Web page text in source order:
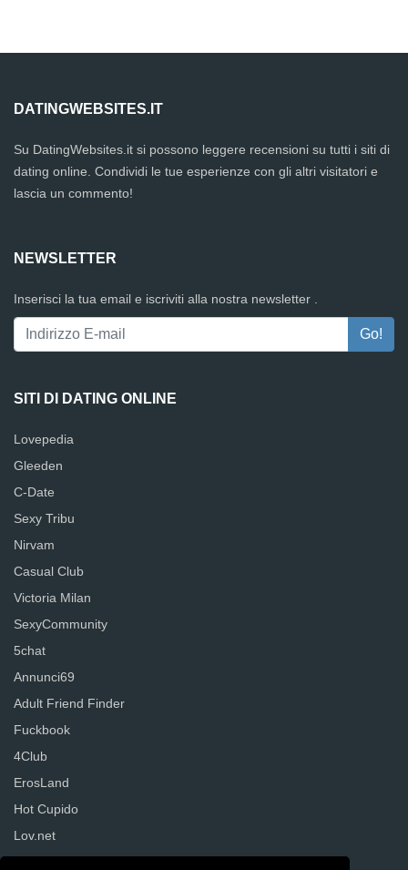
DATINGWEBSITES.IT
Su DatingWebsites.it si possono leggere recensioni su tutti i siti di
dating online. Condividi le tue esperienze con gli altri visitatori e
lascia un commento!
NEWSLETTER
Inserisci la tua email e iscriviti alla nostra newsletter .
SITI DI DATING ONLINE
Lovepedia
Gleeden
C-Date
Sexy Tribu
Nirvam
Casual Club
Victoria Milan
SexyCommunity
5chat
Annunci69
Adult Friend Finder
Fuckbook
4Club
ErosLand
Hot Cupido
Lov.net